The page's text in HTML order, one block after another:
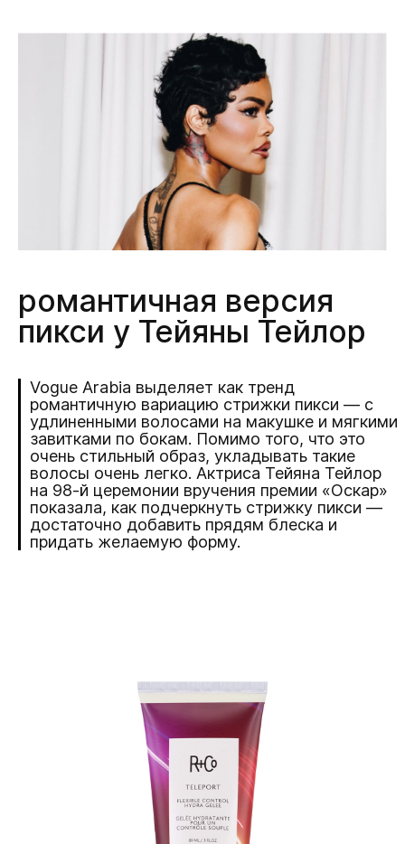
романтичная версия
пикси у Тейяны Тейлор
Vogue Arabia выделяет как тренд
романтичную вариацию стрижки пикси — с
удлиненными волосами на макушке и мягкими
завитками по бокам. Помимо того, что это
очень стильный образ, укладывать такие
волосы очень легко. Актриса Тейяна Тейлор
на 98-й церемонии вручения премии «Оскар»
показала, как подчеркнуть стрижку пикси —
достаточно добавить прядям блеска и
придать желаемую форму.